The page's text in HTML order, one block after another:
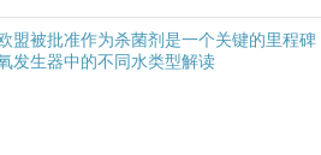
盟被批准作为杀菌剂是一个关键的里程碑
发生器中的不同水类型解读